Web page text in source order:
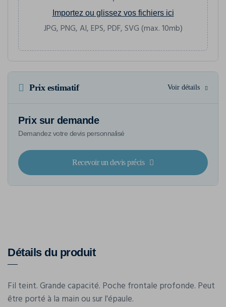
Importez ou glissez vos fichiers ici
JPG, PNG, AI, EPS, PDF, SVG (max. 10mb)
Prix estimatif Voir détails
Prix sur demande
Demandez votre devis personnalisé
Recevoir un devis précis
Détails du produit
Fil teint. Grande capacité. Poche frontale profonde. Peut
être porté à la main ou sur l'épaule.